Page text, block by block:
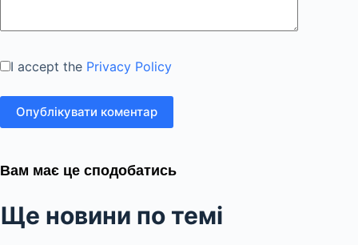
I accept the Privacy Policy
Опублікувати коментар
Вам має це сподобатись
Ще новини по темі